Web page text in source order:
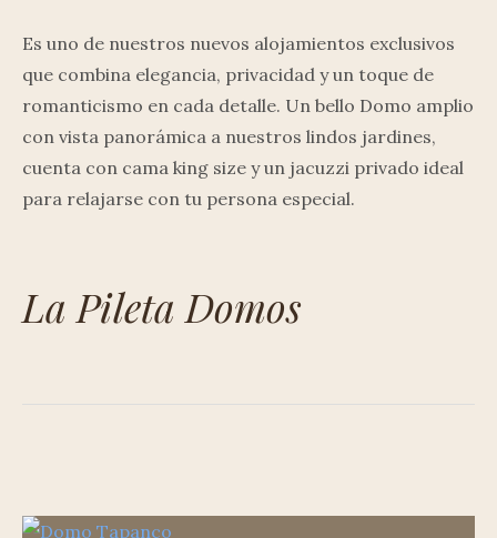
Es uno de nuestros nuevos alojamientos exclusivos
que combina elegancia, privacidad y un toque de
romanticismo en cada detalle. Un bello Domo amplio
con vista panorámica a nuestros lindos jardines,
cuenta con cama king size y un jacuzzi privado ideal
para relajarse con tu persona especial.
La Pileta Domos